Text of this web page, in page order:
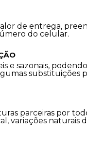
de entrega,
do celular.
e sazonais,
parceiras por
variações naturais